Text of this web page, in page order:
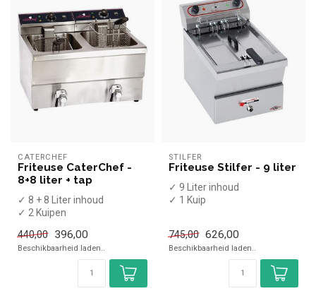
CATERCHEF
Friteuse CaterChef -
8+8 liter + tap
✓ 8 + 8 Liter inhoud
✓ 2 Kuipen
✓ Tafelmodel
✓ 2x 3,25 kW
440,00 396,00
Beschikbaarheid laden..
STILFER
Friteuse Stilfer - 9 liter
✓ 9 Liter inhoud
✓ 1 Kuip
✓ 3,45 kW
✓ 230 Volt
745,00 626,00
Beschikbaarheid laden..